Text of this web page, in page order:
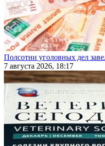
Полсотни уголовных дел
7 августа 2026, 18:17